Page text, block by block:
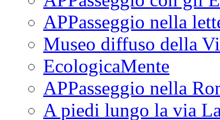
APPasseggio nella
Museo diffuso della
EcologicaMente
APPasseggio nella
A piedi lungo la via